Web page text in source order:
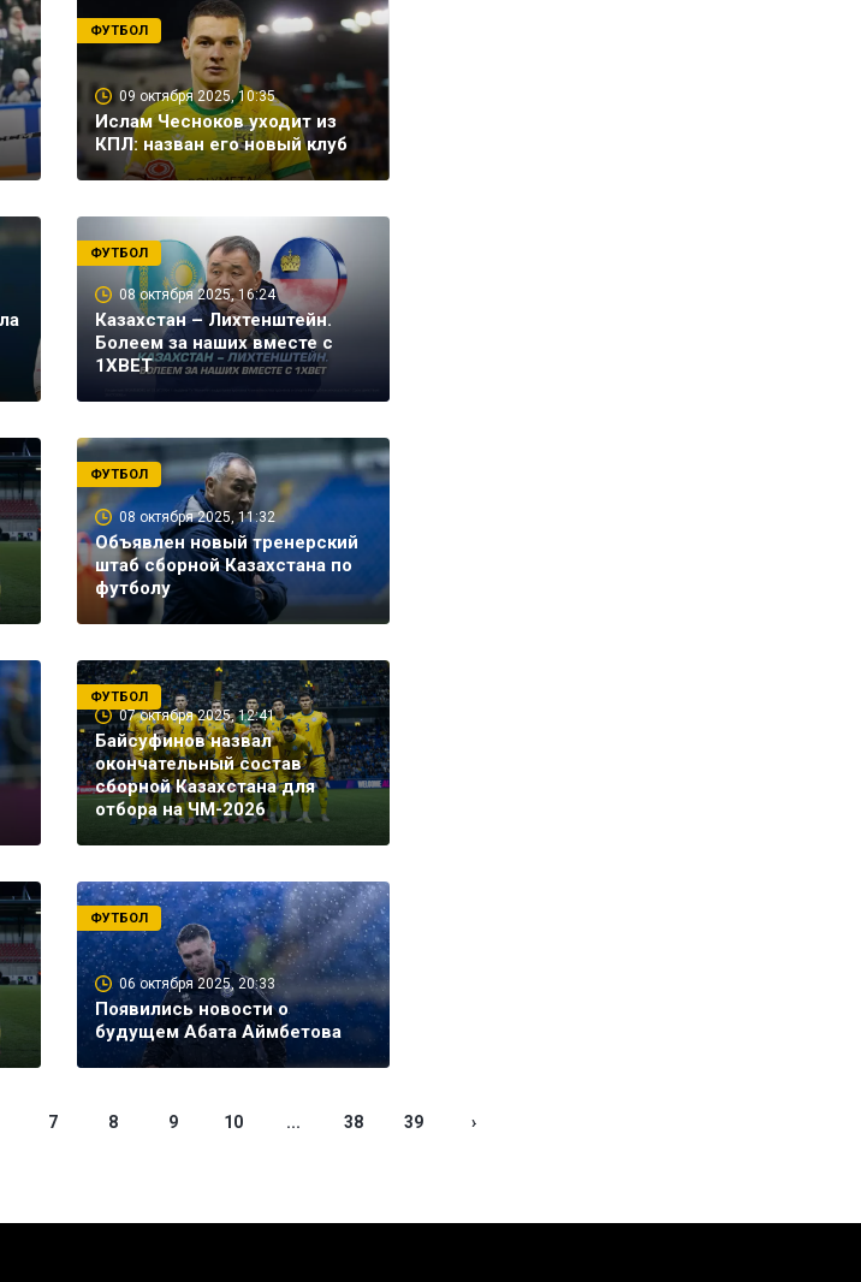
09 октября 2025, 10:35
Ислам Чесноков уходит из
КПЛ: назван его новый клуб
ФУТБОЛ
08 октября 2025, 16:24
Казахстан – Лихтенштейн.
Болеем за наших вместе с
1XBET
ФУТБОЛ
08 октября 2025, 11:32
Объявлен новый тренерский
штаб сборной Казахстана по
футболу
ФУТБОЛ
07 октября 2025, 12:41
Байсуфинов назвал
окончательный состав
сборной Казахстана для
отбора на ЧМ-2026
ФУТБОЛ
06 октября 2025, 20:33
Появились новости о
будущем Абата Аймбетова
ФУТБОЛ
7 8 9 10 ... 38 39 ›